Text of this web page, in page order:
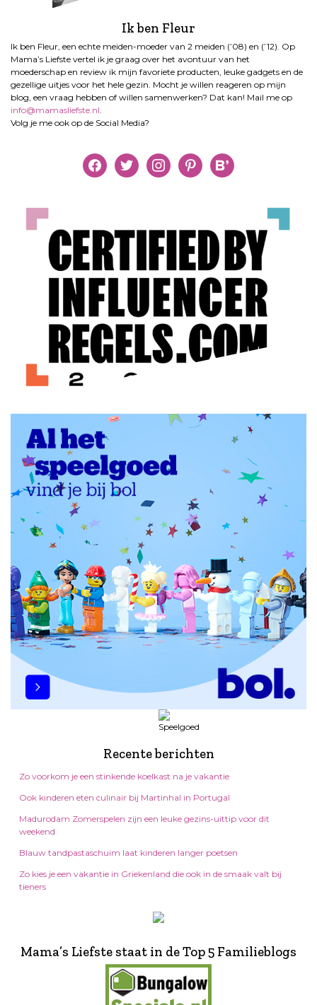
Ik ben Fleur
Ik ben Fleur, een echte meiden-moeder van 2 meiden (’08) en (’12). Op
Mama’s Liefste vertel ik je graag over het avontuur van het
moederschap en review ik mijn favoriete producten, leuke gadgets en de
gezellige uitjes voor het hele gezin. Mocht je willen reageren op mijn
blog, een vraag hebben of willen samenwerken? Dat kan! Mail me op
info@mamasliefste.nl.
Volg je me ook op de Social Media?
facebooktwitter instagrampinterestbloglovin
Recente berichten
Zo voorkom je een stinkende koelkast na je vakantie
Ook kinderen eten culinair bij Martinhal in Portugal
Madurodam Zomerspelen zijn een leuke gezins-uittip voor dit
weekend
Blauw tandpastaschuim laat kinderen langer poetsen
Zo kies je een vakantie in Griekenland die ook in de smaak valt bij
tieners
Mama’s Liefste staat in de Top 5 Familieblogs